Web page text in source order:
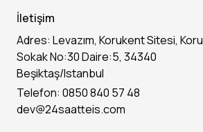
İletişim
Adres: Levazım, Korukent Sitesi, Koru
Sokak No:30 Daire:5, 34340
Beşiktaş/Istanbul
Telefon: 0850 840 57 48
dev@24saatteis.com